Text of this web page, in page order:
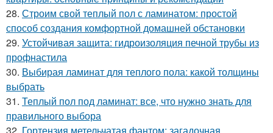
28. Строим свой теплый пол с ламинатом: простой
способ создания комфортной домашней обстановки
29. Устойчивая защита: гидроизоляция печной трубы из
профнастила
30. Выбирая ламинат для теплого пола: какой толщины
выбрать
31. Теплый пол под ламинат: все, что нужно знать для
правильного выбора